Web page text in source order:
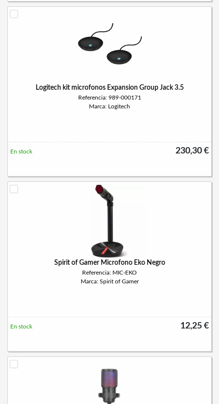
Logitech kit microfonos Expansion Group Jack 3.5
Referencia: 989-000171
Marca: Logitech
230,30 €
En stock
Spirit of Gamer Microfono Eko Negro
Referencia: MIC-EKO
Marca: Spirit of Gamer
12,25 €
En stock